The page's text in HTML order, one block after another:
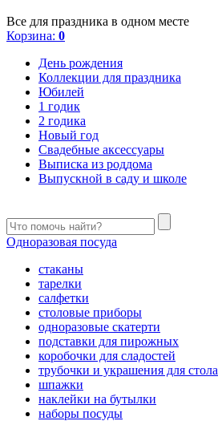
Все для праздника в одном месте
Корзина: 0
День рождения
Коллекции для праздника
Юбилей
1 годик
2 годика
Новый год
Свадебные аксессуары
Выписка из роддома
Выпускной в саду и школе
Одноразовая посуда
стаканы
тарелки
салфетки
столовые приборы
одноразовые скатерти
подставки для пирожных
коробочки для сладостей
трубочки и украшения для стола
шпажки
наклейки на бутылки
наборы посуды